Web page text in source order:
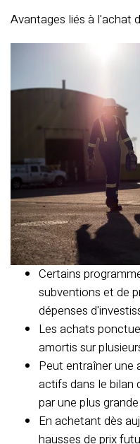
Avantages liés à l'achat
Certains
subventions et de
dépenses
Les achats
amortis sur
Peut entraîner une
actifs dans le bilan
par une plus
En achetant dès
hausses de prix